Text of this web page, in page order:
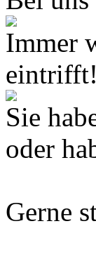
Immer
eintrifft!
Sie
oder
Gerne